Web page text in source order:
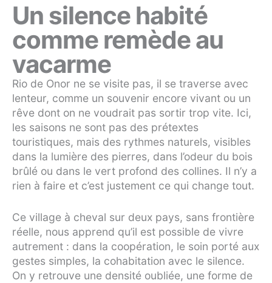
Un silence habité
comme remède au
vacarme
Rio de Onor ne se visite pas, il se traverse avec
lenteur, comme un souvenir encore vivant ou un
rêve dont on ne voudrait pas sortir trop vite. Ici,
les saisons ne sont pas des prétextes
touristiques, mais des rythmes naturels, visibles
dans la lumière des pierres, dans l’odeur du bois
brûlé ou dans le vert profond des collines. Il n’y a
rien à faire et c’est justement ce qui change tout.
Ce village à cheval sur deux pays, sans frontière
réelle, nous apprend qu’il est possible de vivre
autrement : dans la coopération, le soin porté aux
gestes simples, la cohabitation avec le silence.
On y retrouve une densité oubliée, une forme de